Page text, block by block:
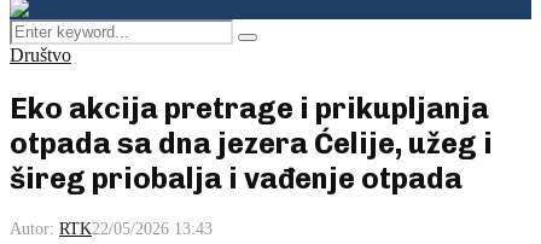
Menu
Search
for:
Pretraga
Društvo
Eko akcija pretrage i prikupljanja
otpada sa dna jezera Ćelije, užeg i
šireg priobalja i vađenje otpada
Autor: RTK22/05/2026 13:43